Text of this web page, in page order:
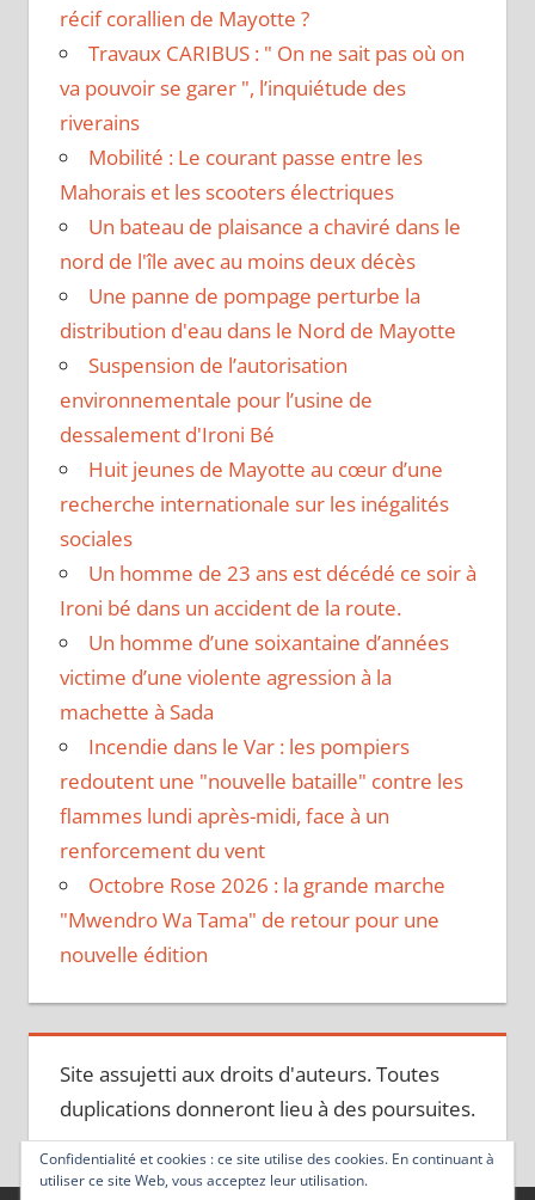
récif corallien de Mayotte ?
Travaux CARIBUS : " On ne sait pas où on
va pouvoir se garer ", l’inquiétude des
riverains
Mobilité : Le courant passe entre les
Mahorais et les scooters électriques
Un bateau de plaisance a chaviré dans le
nord de l'île avec au moins deux décès
Une panne de pompage perturbe la
distribution d'eau dans le Nord de Mayotte
Suspension de l’autorisation
environnementale pour l’usine de
dessalement d'Ironi Bé
Huit jeunes de Mayotte au cœur d’une
recherche internationale sur les inégalités
sociales
Un homme de 23 ans est décédé ce soir à
Ironi bé dans un accident de la route.
Un homme d’une soixantaine d’années
victime d’une violente agression à la
machette à Sada
Incendie dans le Var : les pompiers
redoutent une "nouvelle bataille" contre les
flammes lundi après-midi, face à un
renforcement du vent
Octobre Rose 2026 : la grande marche
"Mwendro Wa Tama" de retour pour une
nouvelle édition
Site assujetti aux droits d'auteurs. Toutes
duplications donneront lieu à des poursuites.
Confidentialité et cookies : ce site utilise des cookies. En continuant à
utiliser ce site Web, vous acceptez leur utilisation.